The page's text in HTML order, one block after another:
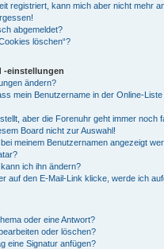
registriert, kann mich aber nicht mehr
abgemeldet?
löschen“?
-einstellungen
ändern?
mein Benutzername in der Online-
aber die Forenuhr geht immer noch
Board nicht zur Auswahl!
meinem Benutzernamen angezeigt
ich ihn ändern?
auf den E-Mail-Link klicke, werde ich
oder eine Antwort?
oder löschen?
eine Signatur anfügen?